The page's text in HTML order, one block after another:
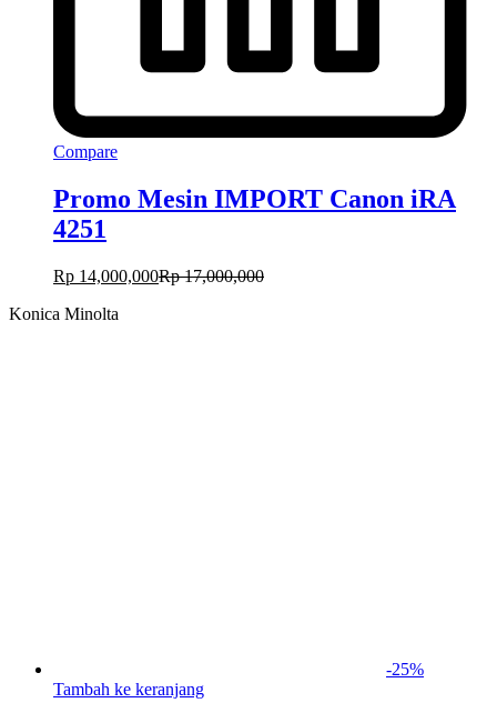
Compare
Promo Mesin IMPORT Canon iRA
4251
Rp 14,000,000Rp17,000,000
Konica Minolta
-25%
Tambah ke keranjang